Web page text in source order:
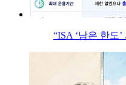
“ISA ‘남은 한도